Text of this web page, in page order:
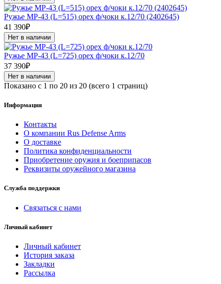
Ружье МР-43 (L=515) орех ф/чоки к.12/70 (2402645)
41 390₽
Нет в наличии
Ружье МР-43 (L=725) орех ф/чоки к.12/70
37 390₽
Нет в наличии
Показано с 1 по 20 из 20 (всего 1 страниц)
Информация
Контакты
О компании Rus Defense Arms
О доставке
Политика конфиденциальности
Приобретение оружия и боеприпасов
Реквизиты оружейного магазина
Служба поддержки
Связаться с нами
Личный кабинет
Личный кабинет
История заказа
Закладки
Рассылка